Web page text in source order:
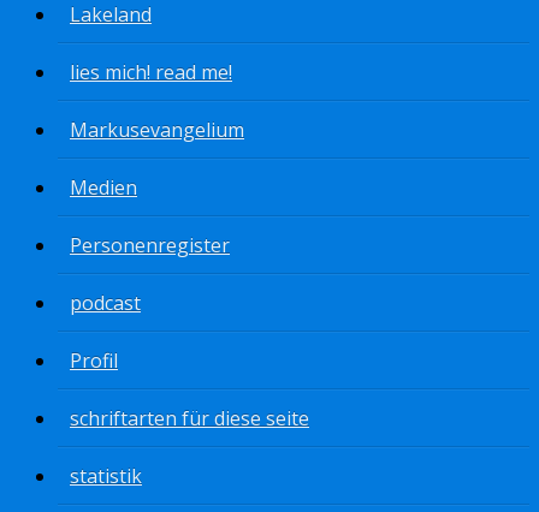
Lakeland
lies mich! read me!
Markusevangelium
Medien
Personenregister
podcast
Profil
schriftarten für diese seite
statistik